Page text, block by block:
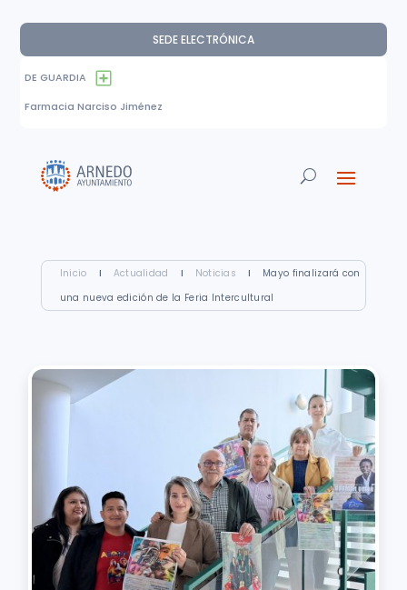
SEDE ELECTRÓNICA
DE GUARDIA
Farmacia Narciso Jiménez
Inicio I Actualidad I Noticias I
Mayo finalizará con
una nueva edición de la Feria Intercultural